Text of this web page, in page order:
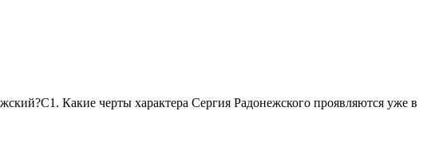
Какие черты характера Сергия Радонежского проявляются уже в